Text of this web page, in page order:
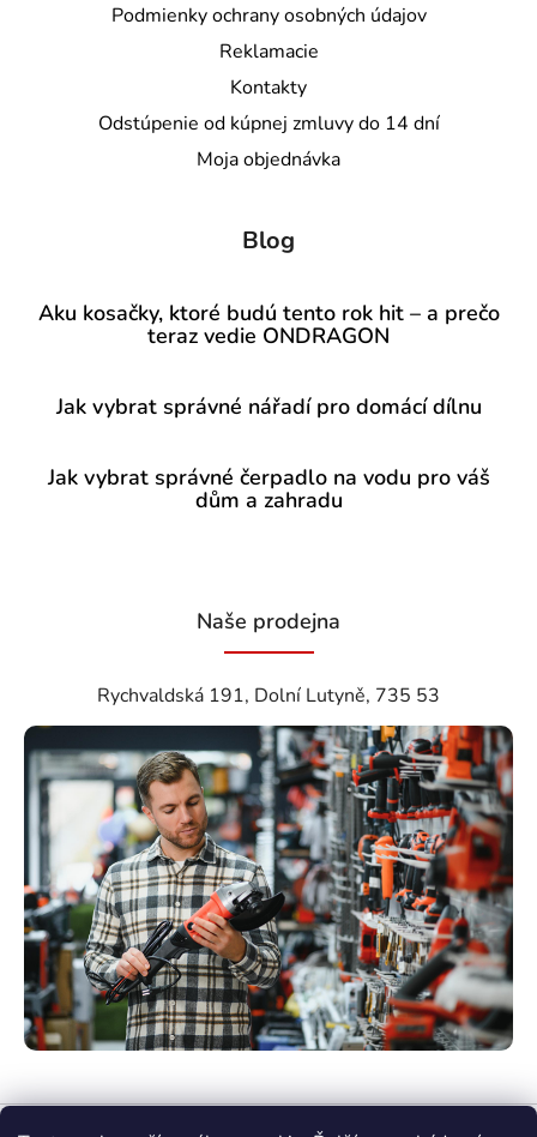
Podmienky ochrany osobných údajov
Reklamacie
Kontakty
Odstúpenie od kúpnej zmluvy do 14 dní
Moja objednávka
Blog
Aku kosačky, ktoré budú tento rok hit – a prečo
teraz vedie ONDRAGON
Jak vybrat správné nářadí pro domácí dílnu
Jak vybrat správné čerpadlo na vodu pro váš
dům a zahradu
Naše prodejna
Rychvaldská 191, Dolní Lutyně, 735 53